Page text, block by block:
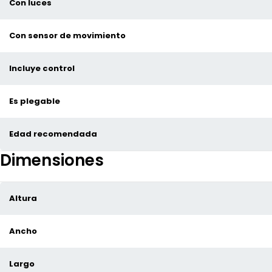
Con luces
Con sensor de movimiento
Incluye control
Es plegable
Edad recomendada
Dimensiones
Altura
Ancho
Largo